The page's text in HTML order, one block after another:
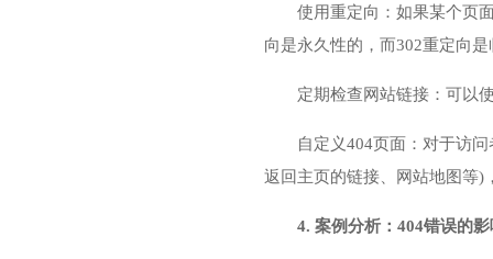
使用重定向：如果某个页
向是永久性的，而302重定向
定期检查网站链接：可以
自定义404页面：对于访
返回主页的链接、网站地图等)
4. 案例分析：404错误的影